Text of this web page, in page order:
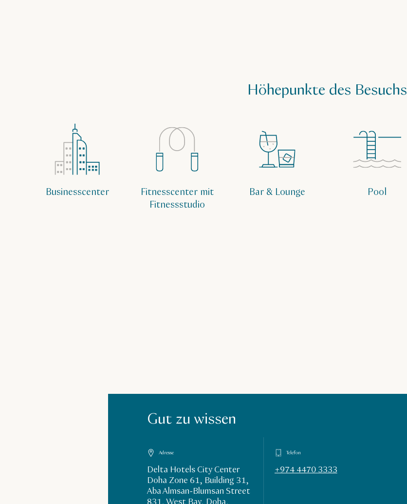
Höhepunkte des Besuchs
Businesscenter
Fitnesscenter mit
Fitnessstudio
Bar & Lounge Pool
Gut zu wissen
Adresse
Delta Hotels City Center
Doha Zone 61, Building 31,
Aba Almsan-Blumsan Street
Telefon
+974 4470 3333